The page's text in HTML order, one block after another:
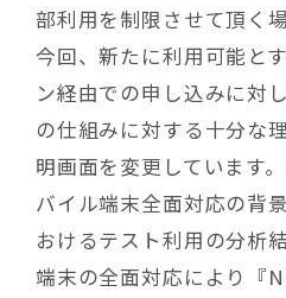
部利用を制限させて頂く
今回、新たに利用可能と
ン経由での申し込みに対
の仕組みに対する十分な
明画面を変更しています
バイル端末全面対応の背
おけるテスト利用の分析
端末の全面対応により『